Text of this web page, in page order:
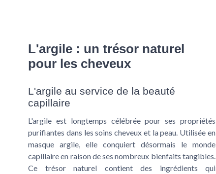
L'argile : un trésor naturel
pour les cheveux
L'argile au service de la beauté
capillaire
L'argile est longtemps célébrée pour ses propriétés
purifiantes dans lessoins cheveux et lapeau . Utilisée en
masque argile , elle conquiert désormais le monde
capillaire en raison de ses nombreux bienfaits tangibles.
Ce trésor naturel contient des ingrédients qui